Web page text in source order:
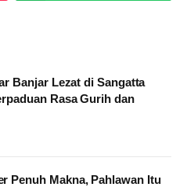
Banjar Lezat di Sangatta
Rasa Gurih dan
Penuh Makna, Pahlawan Itu